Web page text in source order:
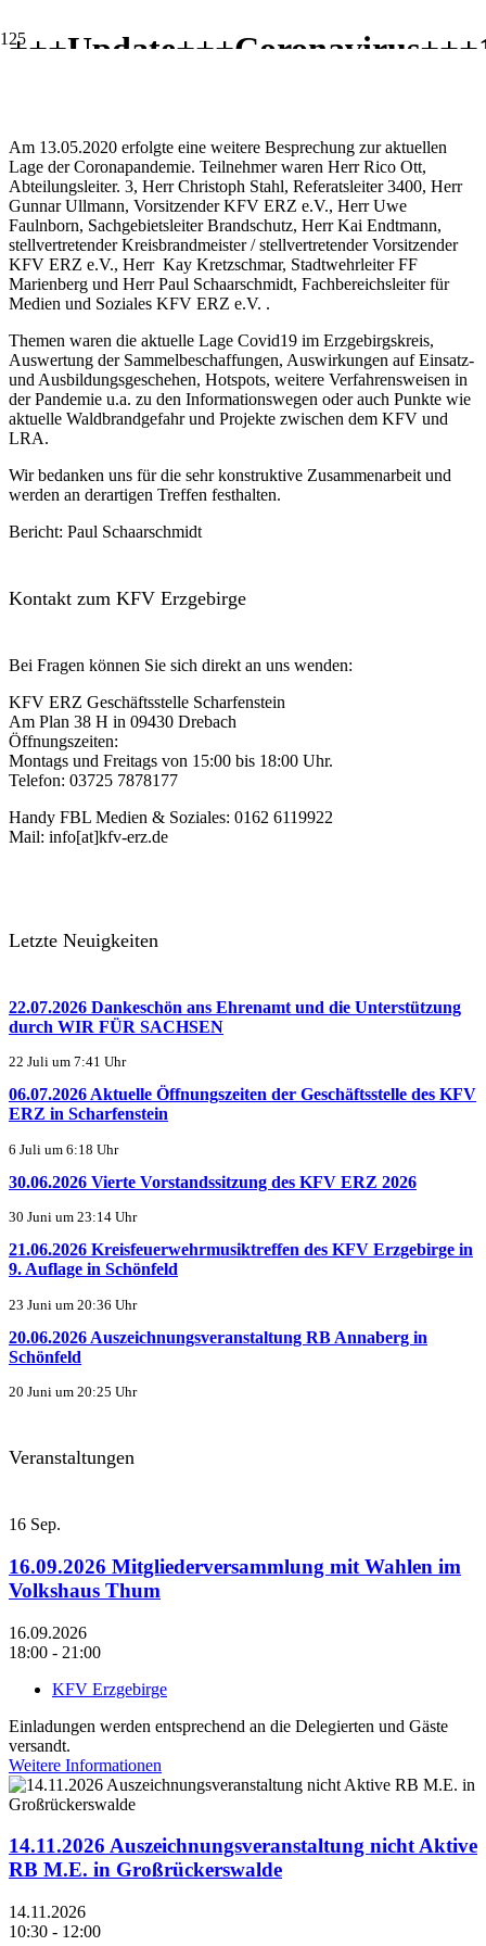
Am 13.05.2020 erfolgte eine weitere Besprechung zur aktuellen
Lage der Coronapandemie. Teilnehmer waren Herr Rico Ott,
Abteilungsleiter. 3, Herr Christoph Stahl, Referatsleiter 3400, Herr
Gunnar Ullmann, Vorsitzender KFV ERZ e.V., Herr Uwe
Faulnborn, Sachgebietsleiter Brandschutz, Herr Kai Endtmann,
stellvertretender Kreisbrandmeister / stellvertretender Vorsitzender
KFV ERZ e.V., Herr Kay Kretzschmar, Stadtwehrleiter FF
Marienberg und Herr Paul Schaarschmidt, Fachbereichsleiter für
Medien und Soziales KFV ERZ e.V. .
Themen waren die aktuelle Lage Covid19 im Erzgebirgskreis,
Auswertung der Sammelbeschaffungen, Auswirkungen auf Einsatz-
und Ausbildungsgeschehen, Hotspots, weitere Verfahrensweisen in
der Pandemie u.a. zu den Informationswegen oder auch Punkte wie
aktuelle Waldbrandgefahr und Projekte zwischen dem KFV und
LRA.
Wir bedanken uns für die sehr konstruktive Zusammenarbeit und
werden an derartigen Treffen festhalten.
Bericht: Paul Schaarschmidt
Kontakt zum KFV Erzgebirge
Bei Fragen können Sie sich direkt an uns wenden:
KFV ERZ Geschäftsstelle Scharfenstein
Am Plan 38 H in 09430 Drebach
Öffnungszeiten:
Montags und Freitags von 15:00 bis 18:00 Uhr.
Telefon: 03725 7878177
Handy FBL Medien & Soziales: 0162 6119922
Mail: info[at]kfv-erz.de
Letzte Neuigkeiten
22.07.2026 Dankeschön ans Ehrenamt und die Unterstützung
durch WIR FÜR SACHSEN
22 Juli um 7:41 Uhr
06.07.2026 Aktuelle Öffnungszeiten der Geschäftsstelle des KFV
ERZ in Scharfenstein
6 Juli um 6:18 Uhr
30.06.2026 Vierte Vorstandssitzung des KFV ERZ 2026
30 Juni um 23:14 Uhr
21.06.2026 Kreisfeuerwehrmusiktreffen des KFV Erzgebirge in
9. Auflage in Schönfeld
23 Juni um 20:36 Uhr
20.06.2026 Auszeichnungsveranstaltung RB Annaberg in
Schönfeld
20 Juni um 20:25 Uhr
Veranstaltungen
16 Sep.
16.09.2026 Mitgliederversammlung mit Wahlen im
Volkshaus Thum
16.09.2026
18:00 - 21:00
KFV Erzgebirge
Einladungen werden entsprechend an die Delegierten und Gäste
versandt.
Weitere Informationen
14.11.2026 Auszeichnungsveranstaltung nicht Aktive
RB M.E. in Großrückerswalde
14.11.2026
10:30 - 12:00